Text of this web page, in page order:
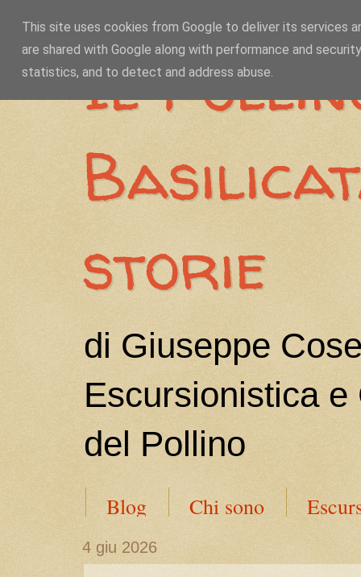
Il
storie
di Giuseppe
Escursionistica
del Pollino
Blog Chi sono
4 giu 2026
This site uses cookies from Google to deliver its services
are shared with Google along with performance and
statistics, and to detect and address abuse.